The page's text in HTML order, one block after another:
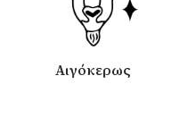
Αιγόκερως